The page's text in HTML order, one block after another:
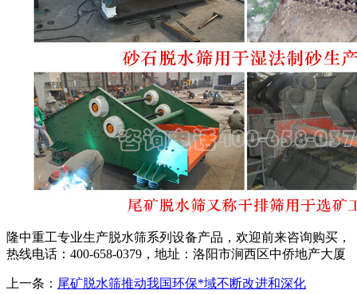
隆中重工专业生产脱水筛系列设备产品，欢迎前来咨询购买，
热线电话：400-658-0379，地址：洛阳市涧西区中侨地产大厦
上一条： 尾矿脱水筛推动我国环保*域不断改进和深化